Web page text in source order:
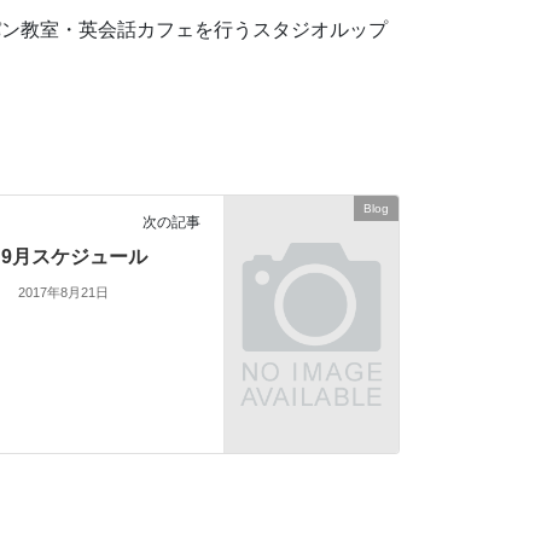
教室・英会話カフェを行うスタジオルップ
Blog
次の記事
9月スケジュール
2017年8月21日